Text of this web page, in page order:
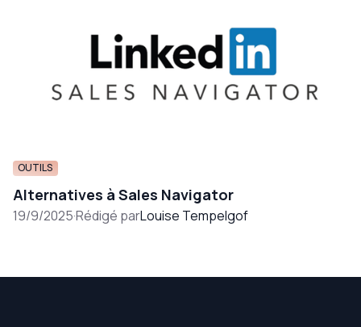
OUTILS
Alternatives à Sales Navigator
19/9/2025·Rédigé parLouise Tempelgof